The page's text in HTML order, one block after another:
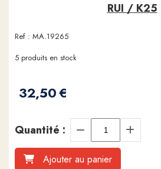
RUI / K25
Ref : MA.19265
32,50€
5 produits en stock
Quantité :
Ajouter au panier